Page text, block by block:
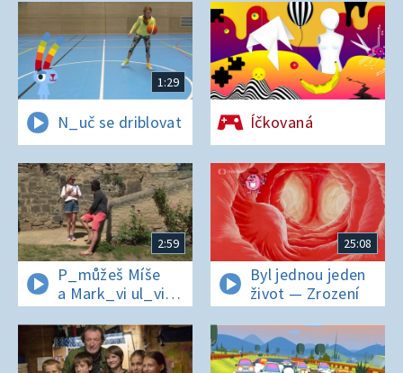
1:29
N_uč se driblovat Íčkovaná
2:59
P_můžeš Míše
a Mark_vi ul_vit
hesl_ na zámku
v Nelahezevsi?
25:08
Byl jednou jeden
život — Zrození